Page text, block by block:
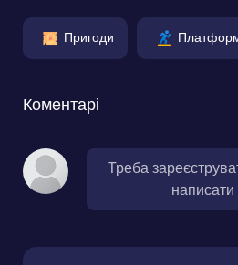
Пригоди
Коментарі
Треба